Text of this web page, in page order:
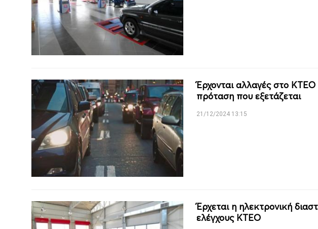
Έρχονται αλλαγές στο ΚΤΕΟ
πρόταση που εξετάζεται
21/12/2024 13:15
Έρχεται η ηλεκτρονική
ελέγχους ΚΤΕΟ